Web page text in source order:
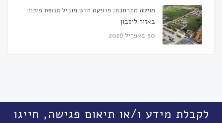
מויטה מתרחבת: פרויקט חדש מוביל תנופת פיתוח
באזור ליסבון
30 באפריל 2026
לקבלת מידע ו/או תיאום פגישה, חייגו